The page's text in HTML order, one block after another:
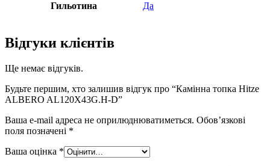
Гильотина Да
Відгуки клієнтів
Ще немає відгуків.
Будьте першим, хто залишив відгук про “Камінна топка Hitze
ALBERO AL120X43G.H-D”
Ваша e-mail адреса не оприлюднюватиметься. Обов’язкові
поля позначені *
Ваша оцінка *